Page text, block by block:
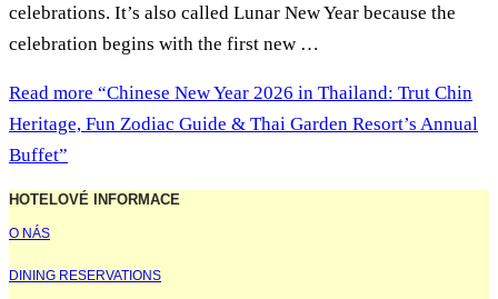
celebrations. It’s also called Lunar New Year because the
celebration begins with the first new …
Read more “Chinese New Year 2026 in Thailand: Trut Chin
Heritage, Fun Zodiac Guide & Thai Garden Resort’s Annual
Buffet”
HOTELOVÉ INFORMACE
O NÁS
DINING RESERVATIONS